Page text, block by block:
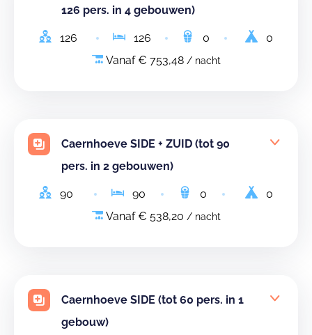
126 pers. in 4 gebouwen)
126 126 0
0
Vanaf € 753,48 / nacht
Caernhoeve SIDE + ZUID (tot 90
pers. in 2 gebouwen)
90 90 0
0
Vanaf € 538,20 / nacht
Caernhoeve SIDE (tot 60 pers. in 1
gebouw)